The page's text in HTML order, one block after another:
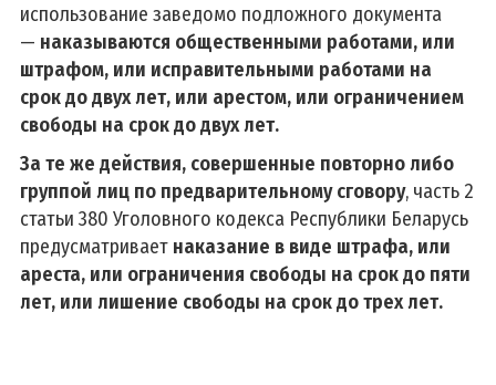
использование заведомо подложного документа
— наказываются общественными работами, или
штрафом, или исправительными работами на
срок до двух лет, или арестом, или ограничением
свободы на срок до двух лет.
За те же действия, совершенные повторно либо
группой лиц по предварительному сговору, часть 2
статьи 380 Уголовного кодекса Республики Беларусь
предусматривает наказание в виде штрафа, или
ареста, или ограничения свободы на срок до пяти
лет, или лишение свободы на срок до трех лет.